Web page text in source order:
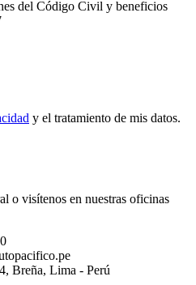
del Código Civil y beneficios
y el tratamiento de mis datos.
o visítenos en nuestras oficinas
Breña, Lima - Perú